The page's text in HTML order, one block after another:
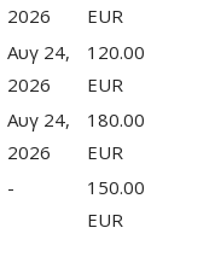
2026
EUR
Αυγ 24,
2026
120.00
EUR
Αυγ 24,
2026
180.00
EUR
-
150.00
EUR